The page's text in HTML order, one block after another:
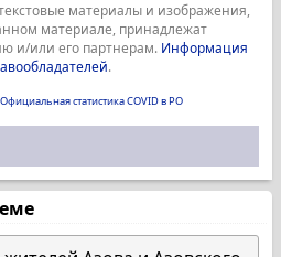
материалы и изображения,
материале, принадлежат
и/или его партнерам. Информация
.
Официальная статистика COVID в РО